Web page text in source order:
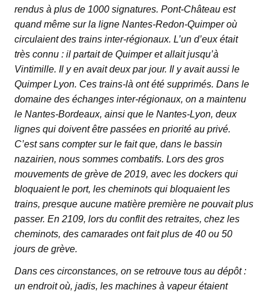
rendus à plus de 1000 signatures. Pont-Château est
quand même sur la ligne Nantes-Redon-Quimper où
circulaient des trains inter-régionaux. L’un d’eux était
très connu : il partait de Quimper et allait jusqu’à
Vintimille. Il y en avait deux par jour. Il y avait aussi le
Quimper Lyon. Ces trains-là ont été supprimés. Dans le
domaine des échanges inter-régionaux, on a maintenu
le Nantes-Bordeaux, ainsi que le Nantes-Lyon, deux
lignes qui doivent être passées en priorité au privé.
C’est sans compter sur le fait que, dans le bassin
nazairien, nous sommes combatifs. Lors des gros
mouvements de grève de 2019, avec les dockers qui
bloquaient le port, les cheminots qui bloquaient les
trains, presque aucune matière première ne pouvait plus
passer. En 2109, lors du conflit des retraites, chez les
cheminots, des camarades ont fait plus de 40 ou 50
jours de grève.
Dans ces circonstances, on se retrouve tous au dépôt :
un endroit où, jadis, les machines à vapeur étaient